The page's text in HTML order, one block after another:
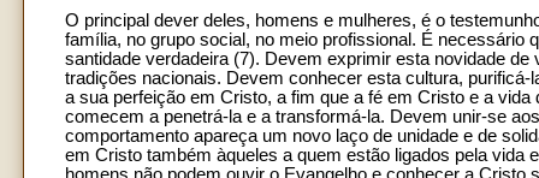
O principal dever deles, homens e mulheres, é o
família, no grupo social, no meio profissional. É
santidade verdadeira (7). Devem exprimir esta novidade
tradições nacionais. Devem conhecer esta cultura,
a sua perfeição em Cristo, a fim que a fé em Cristo e a
comecem a penetrá-la e a transformá-la. Devem unir-se
comportamento apareça um novo laço de unidade e de
em Cristo também àqueles a quem estão ligados pela vida
homens não podem ouvir o Evangelho e conhecer a